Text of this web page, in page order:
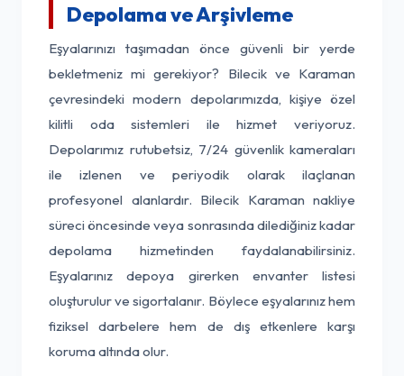
Depolama ve Arşivleme
Eşyalarınızı taşımadan önce güvenli bir yerde
bekletmeniz mi gerekiyor? Bilecik ve Karaman
çevresindeki modern depolarımızda, kişiye özel
kilitli oda sistemleri ile hizmet veriyoruz.
Depolarımız rutubetsiz, 7/24 güvenlik kameraları
ile izlenen ve periyodik olarak ilaçlanan
profesyonel alanlardır. Bilecik Karaman nakliye
süreci öncesinde veya sonrasında dilediğiniz kadar
depolama hizmetinden faydalanabilirsiniz.
Eşyalarınız depoya girerken envanter listesi
oluşturulur ve sigortalanır. Böylece eşyalarınız hem
fiziksel darbelere hem de dış etkenlere karşı
koruma altında olur.